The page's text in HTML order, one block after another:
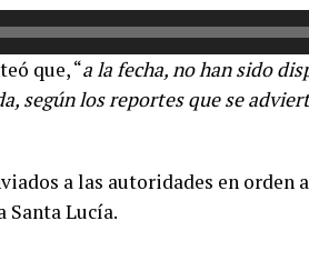
que, “a la fecha, no han sido
según los reportes que se
a las autoridades en orden
Lucía.